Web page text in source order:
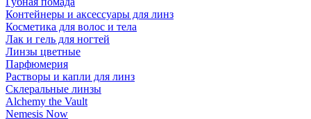
Контейнеры и аксессуары для линз
Косметика для волос и тела
Лак и гель для ногтей
Линзы цветные
Парфюмерия
Растворы и капли для линз
Склеральные линзы
Alchemy the Vault
Nemesis Now